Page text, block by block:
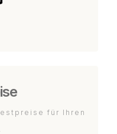
für Ihren